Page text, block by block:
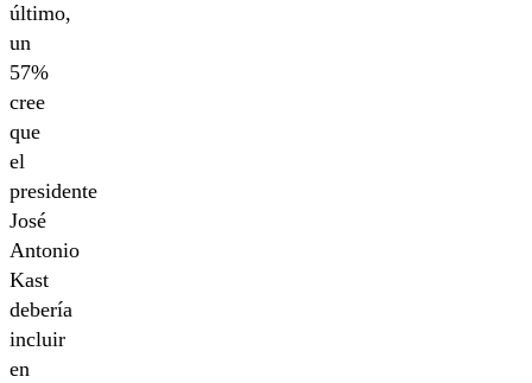
último,
un
57%
cree
que
el
presidente
José
Antonio
Kast
debería
incluir
en